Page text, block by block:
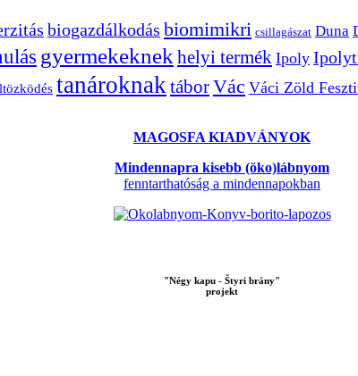
biogazdálkodás biomimikri csillagászat Duna
gyermekeknek helyi termék Ipoly
tanároknak táborVác Váci Zöld
MAGOSFA KIADVÁNYOK
Mindennapra kisebb (öko)lábnyom
fenntarthatóság a mindennapokban
"Négy kapu - Štyri brány"
projekt